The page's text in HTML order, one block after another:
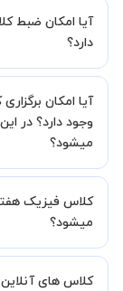
شما میدهیم که
یک کلاس آنلاین با
آیا امکان ضبط
دارد؟
کنید.
آیا امکان
وجود دارد؟ در
میشود؟
صورتیکه مایل
صورت گروهی برگزار
اضافه خواهد شد.
کلاس فیزیک
میشود؟
تعیین خواهد شد.
کلاس های